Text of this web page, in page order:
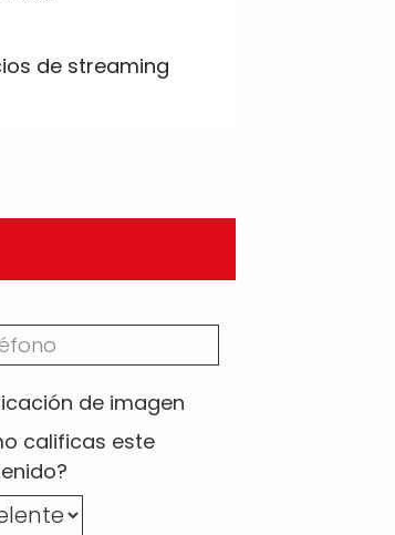
de imagen
calificas este